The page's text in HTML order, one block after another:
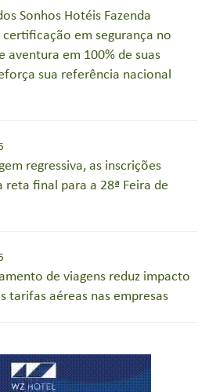
Sonhos Hotéis Fazenda
em segurança no
aventura em 100% de suas
sua referência nacional
regressiva, as inscrições
reta final para a 28ª Feira de
de viagens reduz impacto
tarifas aéreas nas empresas